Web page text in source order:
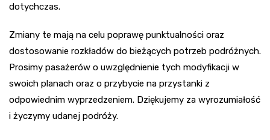
dotychczas.
Zmiany te mają na celu poprawę punktualności oraz
dostosowanie rozkładów do bieżących potrzeb podróżnych.
Prosimy pasażerów o uwzględnienie tych modyfikacji w
swoich planach oraz o przybycie na przystanki z
odpowiednim wyprzedzeniem. Dziękujemy za wyrozumiałość
i życzymy udanej podróży.